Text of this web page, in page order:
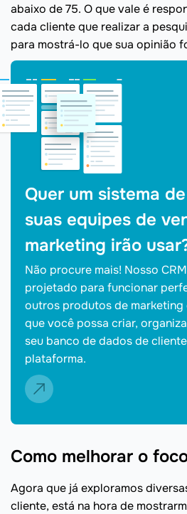
abaixo de 75. O que vale é
cada cliente que realizar a
para mostrá-lo que sua opinião
Quer um sistema
suas equipes de
marketing irão
Não procure mais! Nosso
projetado para funcionar
outros produtos de marketing
que você possa criar,
seu banco de dados de
plataforma.
Como melhorar o
Agora que já exploramos
cliente, está na hora de